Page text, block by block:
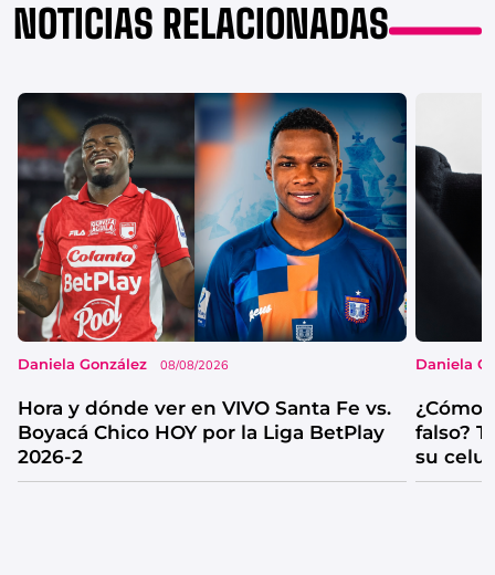
NOTICIAS RELACIONADAS
Daniela González 08/08/2026
Hora y dónde ver en VIVO Santa Fe vs.
Boyacá Chico HOY por la Liga BetPlay
2026-2
Daniela
¿Cómo
falso?
su